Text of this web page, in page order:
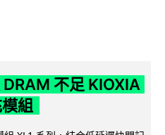
不足 KIOXIA
組